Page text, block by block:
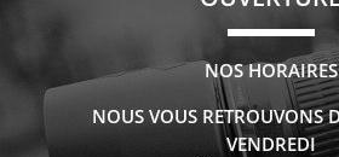
NOS HORAIRES
NOUS VOUS RETROUVONS
VENDREDI